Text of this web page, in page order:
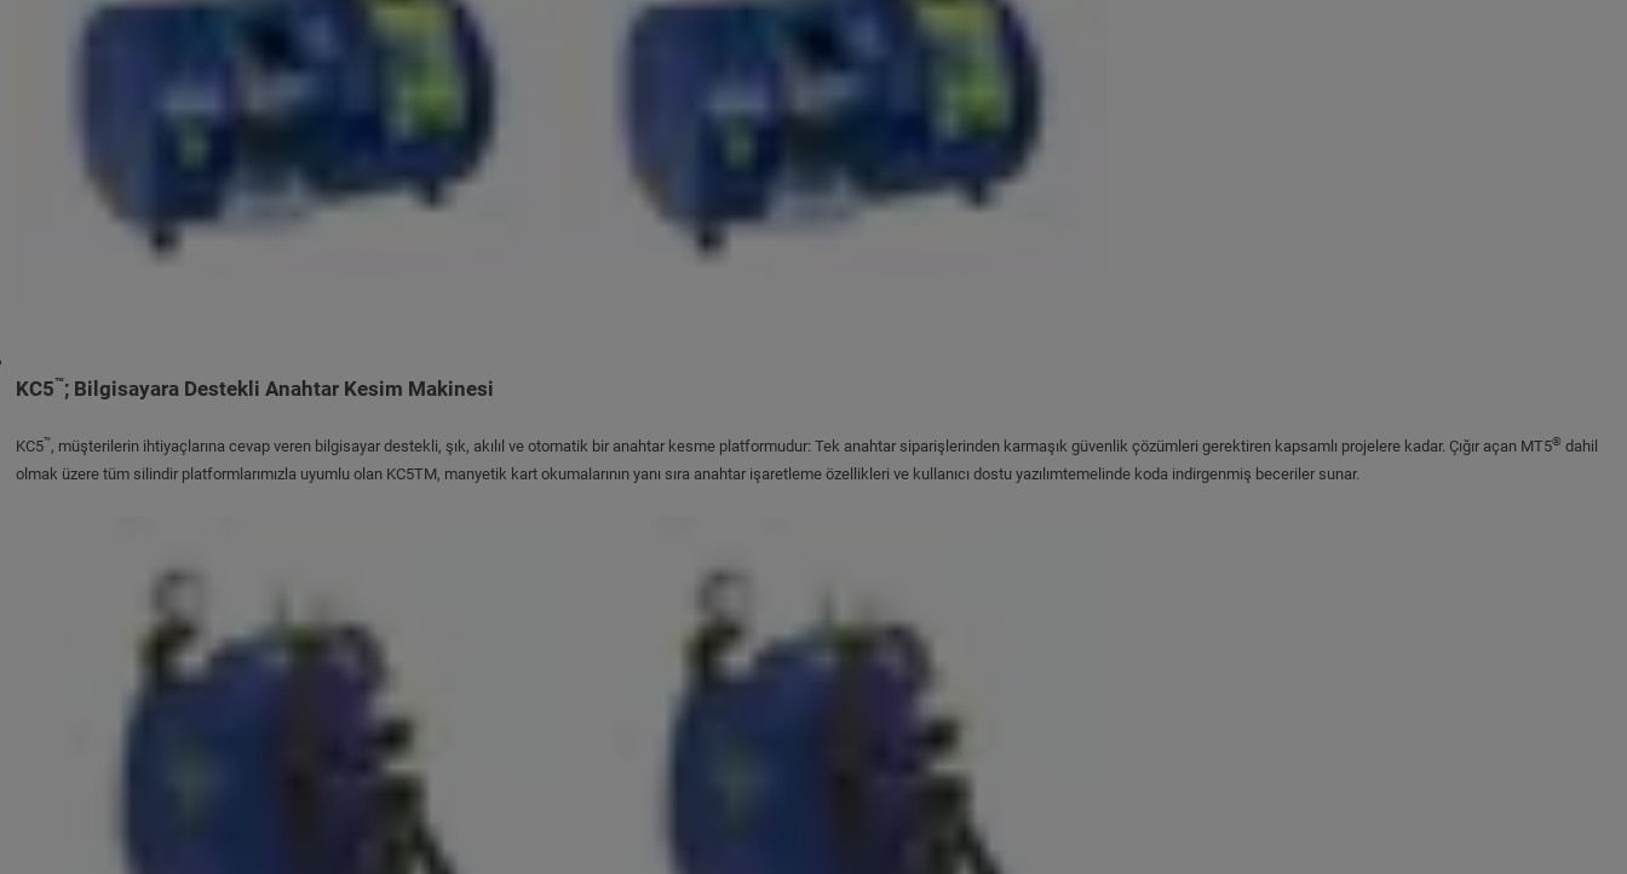
KC5™; Bilgisayara Destekli Anahtar Kesim Makinesi
KC5™, müşterilerin ihtiyaçlarına cevap veren bilgisayar destekli, şık, akılıl ve otomatik bir anahtar kesme platformudur: Tek anahtar siparişlerinden karmaşık güvenlik çözümleri gerektiren kapsamlı projelere kadar. Çığır açan MT5®dahil
olmak üzere tüm silindir platformlarımızla uyumlu olan KC5TM, manyetik kart okumalarının yanı sıra anahtar işaretleme özellikleri ve kullanıcı dostu yazılımtemelinde koda indirgenmiş beceriler sunar.